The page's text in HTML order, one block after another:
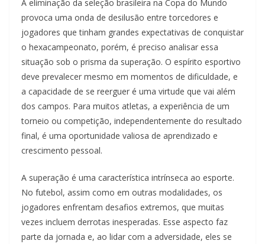
A eliminação da seleção brasileira na Copa do Mundo
provoca uma onda de desilusão entre torcedores e
jogadores que tinham grandes expectativas de conquistar
o hexacampeonato, porém, é preciso analisar essa
situação sob o prisma da superação. O espírito esportivo
deve prevalecer mesmo em momentos de dificuldade, e
a capacidade de se reerguer é uma virtude que vai além
dos campos. Para muitos atletas, a experiência de um
torneio ou competição, independentemente do resultado
final, é uma oportunidade valiosa de aprendizado e
crescimento pessoal.
A superação é uma característica intrínseca ao esporte.
No futebol, assim como em outras modalidades, os
jogadores enfrentam desafios extremos, que muitas
vezes incluem derrotas inesperadas. Esse aspecto faz
parte da jornada e, ao lidar com a adversidade, eles se